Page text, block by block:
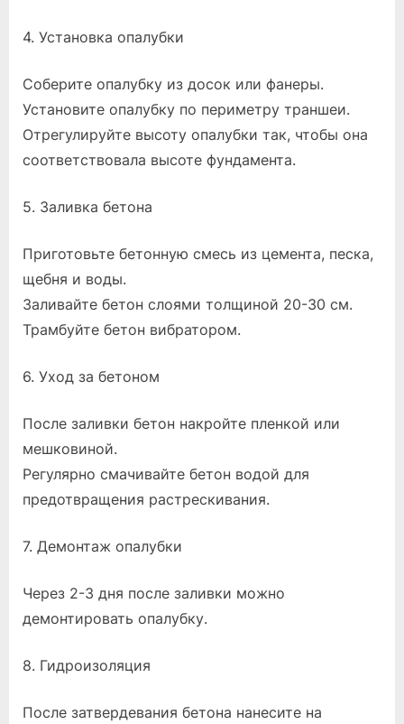
4. Установка опалубки
Соберите опалубку из досок или фанеры.
Установите опалубку по периметру траншеи.
Отрегулируйте высоту опалубки так, чтобы она
соответствовала высоте фундамента.
5. Заливка бетона
Приготовьте бетонную смесь из цемента, песка,
щебня и воды.
Заливайте бетон слоями толщиной 20-30 см.
Трамбуйте бетон вибратором.
6. Уход за бетоном
После заливки бетон накройте пленкой или
мешковиной.
Регулярно смачивайте бетон водой для
предотвращения растрескивания.
7. Демонтаж опалубки
Через 2-3 дня после заливки можно
демонтировать опалубку.
8. Гидроизоляция
После затвердевания бетона нанесите на